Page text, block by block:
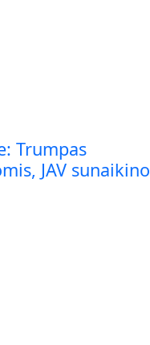
Trumpas
JAV sunaikino